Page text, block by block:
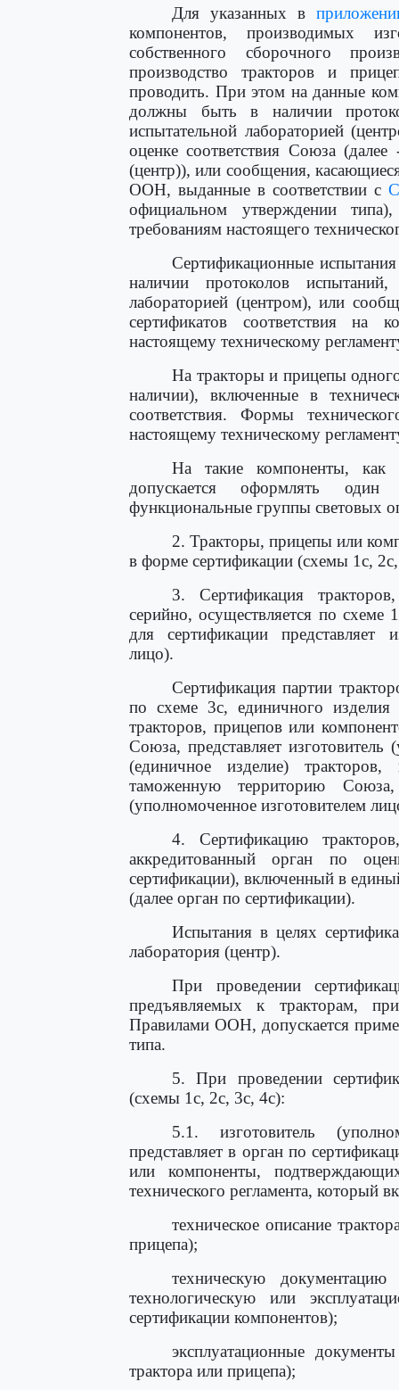
Для указанных в
компонентов, производимых
собственного сборочного
производство тракторов и
проводить. При этом на данные
должны быть в наличии
испытательной лабораторией
оценке соответствия Союза (далее
(центр)), или сообщения,
ООН, выданные в соответствии с
официальном утверждении
требованиям настоящего
Сертификационные
наличии протоколов испытаний,
лабораторией (центром), или
сертификатов соответствия
настоящему техническому
На тракторы и прицепы
наличии), включенные в
соответствия. Формы
настоящему техническому
На такие компоненты, как
допускается оформлять один
функциональные группы световых
2. Тракторы, прицепы или
в форме сертификации (схемы 1с,
3. Сертификация
серийно, осуществляется по
для сертификации представляет
лицо).
Сертификация партии
по схеме 3с, единичного
тракторов, прицепов или
Союза, представляет
(единичное изделие)
таможенную территорию Союза,
(уполномоченное изготовителем
4. Сертификацию
аккредитованный орган по
сертификации), включенный в
(далее орган по сертификации).
Испытания в целях
лаборатория (центр).
При проведении
предъявляемых к тракторам,
Правилами ООН, допускается
типа.
5. При проведении
(схемы 1с, 2с, 3с, 4с):
5.1. изготовитель
представляет в орган по
или компоненты,
технического регламента, который
техническое описание
прицепа);
техническую
технологическую или
сертификации компонентов);
эксплуатационные
трактора или прицепа);